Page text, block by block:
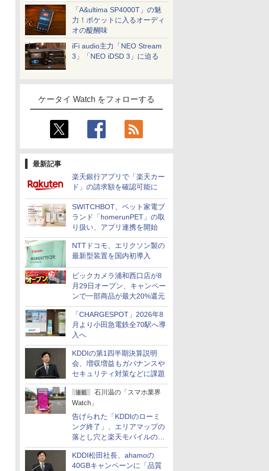
「A&ultima SP4000T」の魅
力！ポケットに入るオーディ
オの醍醐味
iFi audio主力「NEO Stream
3」「NEO iDSD 3」に迫る
ケータイ Watch をフォローする
最新記事
楽天銀行アプリで「楽天カー
ド」の請求額を確認可能に
SWITCHBOT、ペット家電ブ
ランド「homerunPET」の取
り扱い、アプリ連携を開始
NTTドコモ、エリクソン製の
最新型装置を国内初導入
ビックカメラ浦和西口店が8
月29日オープン、キャンペー
ンで一部商品が最大20%還元
「CHARGESPOT」2026年8
月より小田急電鉄全70駅へ導
入へ
KDDIの第1四半期決算説明
会、増収増益もガバナンスや
セキュリティ対策などに課題
連載
石川温の「スマホ業界
Watch」
告げられた「KDDIのローミ
ング終了」、エリアマップの
落とし穴と楽天モバイルの課
題
KDDI松田社長、ahamoの
40GBキャンペーンに「品質